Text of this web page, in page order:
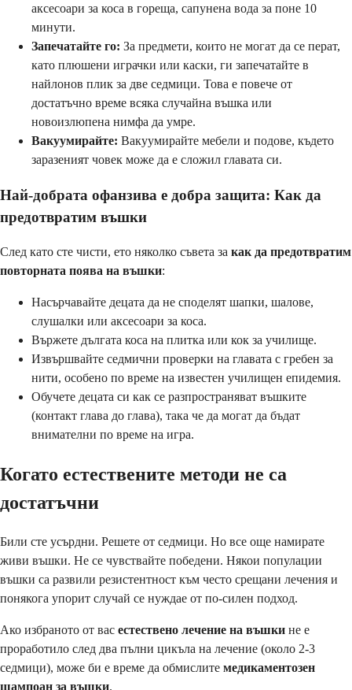
аксесоари за коса в гореща, сапунена вода за поне 10
минути.
Запечатайте го: За предмети, които не могат да се перат,
като плюшени играчки или каски, ги запечатайте в
найлонов плик за две седмици. Това е повече от
достатъчно време всяка случайна въшка или
новоизлюпена нимфа да умре.
Вакуумирайте: Вакуумирайте мебели и подове, където
заразеният човек може да е сложил главата си.
Най-добрата офанзива е добра защита: Как да
предотвратим въшки
След като сте чисти, ето няколко съвета за как да предотвратим
повторната поява на въшки:
Насърчавайте децата да не споделят шапки, шалове,
слушалки или аксесоари за коса.
Вържете дългата коса на плитка или кок за училище.
Извършвайте седмични проверки на главата с гребен за
нити, особено по време на известен училищен епидемия.
Обучете децата си как се разпространяват въшките
(контакт глава до глава), така че да могат да бъдат
внимателни по време на игра.
Когато естествените методи не са
достатъчни
Били сте усърдни. Решете от седмици. Но все още намирате
живи въшки. Не се чувствайте победени. Някои популации
въшки са развили резистентност към често срещани лечения и
понякога упорит случай се нуждае от по-силен подход.
Ако избраното от вас естествено лечение на въшки не е
проработило след два пълни цикъла на лечение (около 2-3
седмици), може би е време да обмислите медикаментозен
шампоан за въшки.